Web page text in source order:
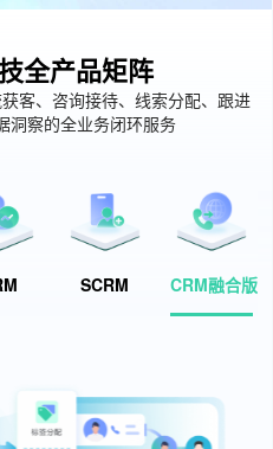
全产品矩阵
客、咨询接待、线索分配、跟进
洞察的全业务闭环服务
SCRM CRM融合版